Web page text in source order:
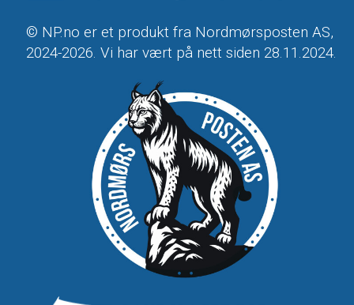
© NP.no er et produkt fra Nordmørsposten AS,
2024-2026. Vi har vært på nett siden 28.11.2024.